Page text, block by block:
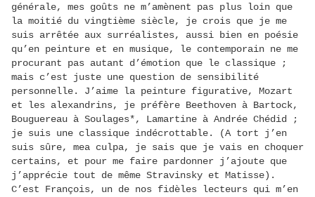
générale, mes goûts ne m’amènent pas plus loin que
la moitié du vingtième siècle, je crois que je me
suis arrêtée aux surréalistes, aussi bien en poésie
qu’en peinture et en musique, le contemporain ne me
procurant pas autant d’émotion que le classique ;
mais c’est juste une question de sensibilité
personnelle. J’aime la peinture figurative, Mozart
et les alexandrins, je préfère Beethoven à Bartock,
Bouguereau à Soulages*, Lamartine à Andrée Chédid ;
je suis une classique indécrottable. (A tort j’en
suis sûre, mea culpa, je sais que je vais en choquer
certains, et pour me faire pardonner j’ajoute que
j’apprécie tout de même Stravinsky et Matisse).
C’est François, un de nos fidèles lecteurs qui m’en